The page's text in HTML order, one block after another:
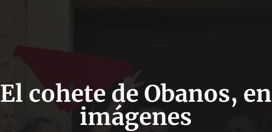
El cohete de Obanos, en
imágenes